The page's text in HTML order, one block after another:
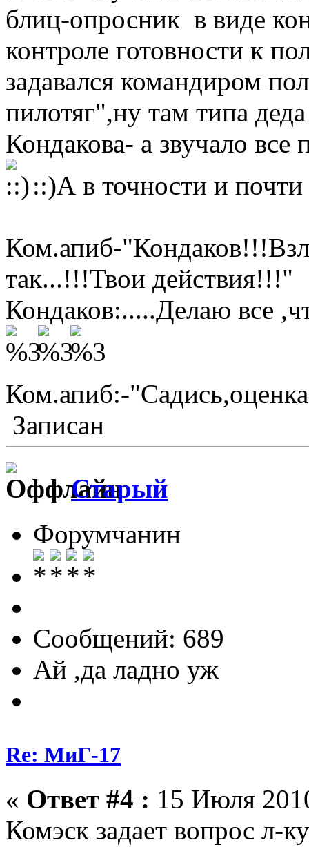
блиц-опросник в виде
контроле готовности к
задавался командиром
пилотяг",ну там типа
Кондакова- а звучало
::)А в точности и почти
Ком.апиб-
так...!!!Твои действия!!!"
Кондаков:.....Делаю все
Ком.апиб:-
Записан
Старый
Форумчанин
Сообщений: 689
Ай ,да ладно уж
Re: МиГ-17
« Ответ #4 : 15 Июля
Комэск задает вопрос